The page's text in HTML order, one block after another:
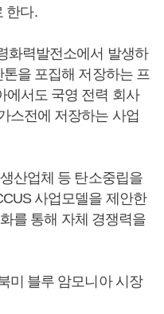
한다.
화력발전소에서 발생하
을 포집해 저장하는 프
에서도 국영 전력 회사
스전에 저장하는 사업
산업체 등 탄소중립을
사업모델을 제안한
를 통해 자체 경쟁력을
미 블루 암모니아 시장